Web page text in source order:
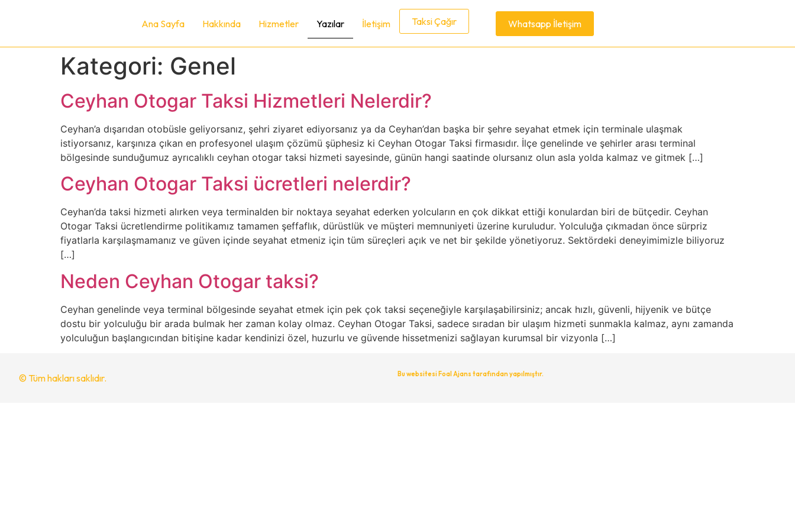
Ana Sayfa Hakkında Hizmetler Yazılar İletişim Taksi Çağır Whatsapp İletişim
Kategori: Genel
Ceyhan Otogar Taksi Hizmetleri Nelerdir?
Ceyhan’a dışarıdan otobüsle geliyorsanız, şehri ziyaret ediyorsanız ya da Ceyhan’dan başka bir şehre seyahat etmek için terminale ulaşmak
istiyorsanız, karşınıza çıkan en profesyonel ulaşım çözümü şüphesiz ki Ceyhan Otogar Taksi firmasıdır. İlçe genelinde ve şehirler arası terminal
bölgesinde sunduğumuz ayrıcalıklı ceyhan otogar taksi hizmeti sayesinde, günün hangi saatinde olursanız olun asla yolda kalmaz ve gitmek […]
Ceyhan Otogar Taksi ücretleri nelerdir?
Ceyhan’da taksi hizmeti alırken veya terminalden bir noktaya seyahat ederken yolcuların en çok dikkat ettiği konulardan biri de bütçedir. Ceyhan
Otogar Taksi ücretlendirme politikamız tamamen şeffaflık, dürüstlük ve müşteri memnuniyeti üzerine kuruludur. Yolculuğa çıkmadan önce sürpriz
fiyatlarla karşılaşmamanız ve güven içinde seyahat etmeniz için tüm süreçleri açık ve net bir şekilde yönetiyoruz. Sektördeki deneyimimizle biliyoruz
[…]
Neden Ceyhan Otogar taksi?
Ceyhan genelinde veya terminal bölgesinde seyahat etmek için pek çok taksi seçeneğiyle karşılaşabilirsiniz; ancak hızlı, güvenli, hijyenik ve bütçe
dostu bir yolculuğu bir arada bulmak her zaman kolay olmaz. Ceyhan Otogar Taksi, sadece sıradan bir ulaşım hizmeti sunmakla kalmaz, aynı zamanda
yolculuğun başlangıcından bitişine kadar kendinizi özel, huzurlu ve güvende hissetmenizi sağlayan kurumsal bir vizyonla […]
© Tüm hakları saklıdır. Bu websitesi Foal Ajans tarafından yapılmıştır.